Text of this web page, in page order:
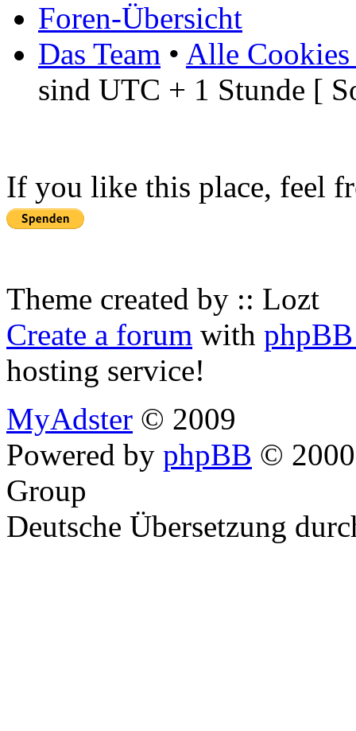
Foren-Übersicht
Das Team • Alle Cookies
sind UTC + 1 Stunde [
If you like this place, feel
Theme created by :: Lozt
Create a forum with
hosting service!
MyAdster © 2009
Powered by phpBB ©
Group
Deutsche Übersetzung